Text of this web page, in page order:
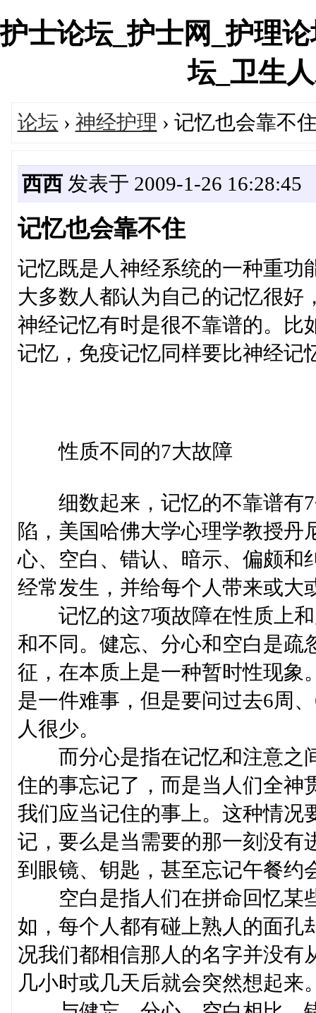
护士论坛_护士网_护理
坛_卫生
论坛 › 神经护理 › 记忆也会靠不
西西发表于 2009-1-26 16:28:45
记忆也会靠不住
记忆既是人神经系统的一种重功
大多数人都认为自己的记忆很好
神经记忆有时是很不靠谱的。比
记忆，免疫记忆同样要比神经记
性质不同的7大故障
细数起来，记忆的不靠谱有7
陷，美国哈佛大学心理学教授丹
心、空白、错认、暗示、偏颇和
经常发生，并给每个人带来或大
记忆的这7项故障在性质上和
和不同。健忘、分心和空白是疏
征，在本质上是一种暂时性现象
是一件难事，但是要问过去6周
人很少。
而分心是指在记忆和注意之
住的事忘记了，而是当人们全神
我们应当记住的事上。这种情况
记，要么是当需要的那一刻没有
到眼镜、钥匙，甚至忘记午餐约
空白是指人们在拼命回忆某
如，每个人都有碰上熟人的面孔
况我们都相信那人的名字并没有
几小时或几天后就会突然想起来